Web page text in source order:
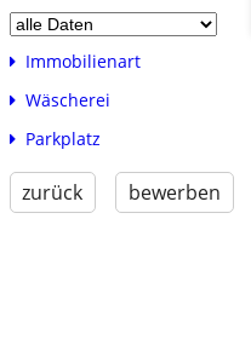
Immobilienart
Wäscherei
Parkplatz
zurück bewerben